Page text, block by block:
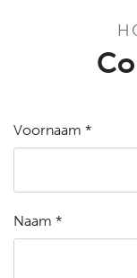
Voornaam *
Naam *